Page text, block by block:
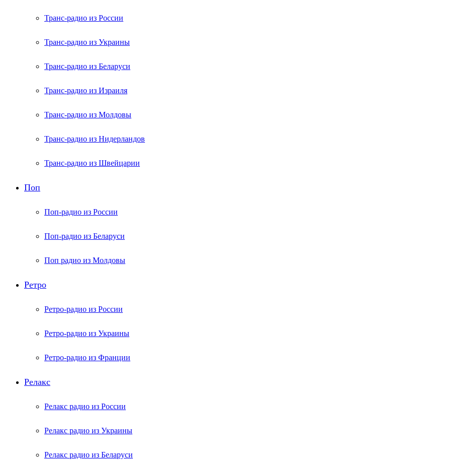
Транс-радио из России
Транс-радио из Украины
Транс-радио из Беларуси
Транс-радио из Израиля
Транс-радио из Молдовы
Транс-радио из Нидерландов
Транс-радио из Швейцарии
Поп
Поп-радио из России
Поп-радио из Беларуси
Поп радио из Молдовы
Ретро
Ретро-радио из России
Ретро-радио из Украины
Ретро-радио из Франции
Релакс
Релакс радио из России
Релакс радио из Украины
Релакс радио из Беларуси